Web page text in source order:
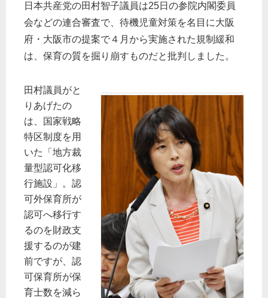
日本共産党の田村智子議員は25日の参院内閣委員
会などの連合審査で、待機児童対策を名目に大阪
府・大阪市の提案で４月から実施された規制緩和
は、保育の質を掘り崩すものだと批判しました。
田村議員がと
りあげたの
は、国家戦略
特区制度を用
いた「地方裁
量型認可化移
行施設」。認
可外保育所が
認可へ移行す
るのを財政支
援するのが建
前ですが、認
可保育所が保
育士数を減ら